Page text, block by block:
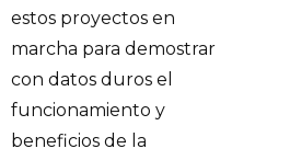
estos proyectos en
marcha para demostrar
con datos duros el
funcionamiento y
beneficios de la